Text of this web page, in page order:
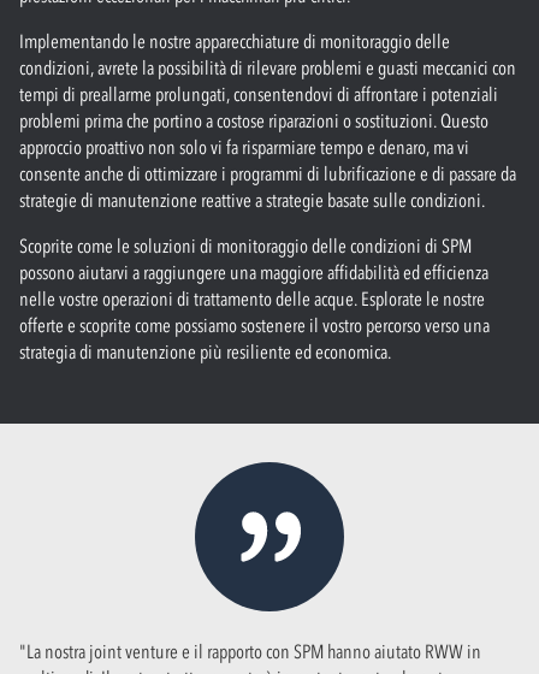
Implementando le nostre apparecchiature di monitoraggio delle
condizioni, avrete la possibilità di rilevare problemi e guasti meccanici con
tempi di preallarme prolungati, consentendovi di affrontare i potenziali
problemi prima che portino a costose riparazioni o sostituzioni. Questo
approccio proattivo non solo vi fa risparmiare tempo e denaro, ma vi
consente anche di ottimizzare i programmi di lubrificazione e di passare da
strategie di manutenzione reattive a strategie basate sulle condizioni.
Scoprite come le soluzioni di monitoraggio delle condizioni di SPM
possono aiutarvi a raggiungere una maggiore affidabilità ed efficienza
nelle vostre operazioni di trattamento delle acque. Esplorate le nostre
offerte e scoprite come possiamo sostenere il vostro percorso verso una
strategia di manutenzione più resiliente ed economica.
"La nostra joint venture e il rapporto con SPM hanno aiutato RWW in